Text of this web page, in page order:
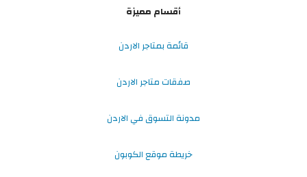
أقسام مميزة
قائمة بمتاجر الاردن
صفقات متاجر الاردن
مدونة التسوق في الاردن
خريطة موقع الكوبون